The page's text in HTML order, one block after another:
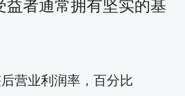
营业利润率，百分比